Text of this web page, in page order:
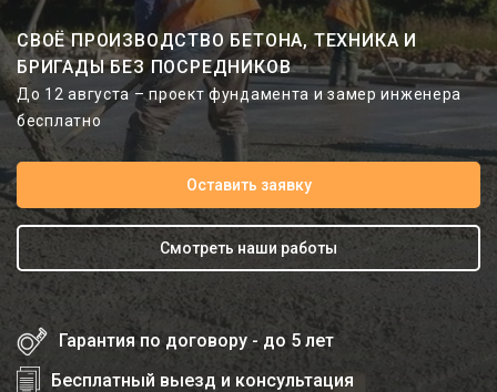
СВОЁ ПРОИЗВОДСТВО БЕТОНА, ТЕХНИКА И
БРИГАДЫ БЕЗ ПОСРЕДНИКОВ
До 12 августа – проект фундамента и замер инженера
бесплатно
Оставить заявку
Смотреть наши работы
Гарантия по договору - до 5 лет
Бесплатный выезд и консультация